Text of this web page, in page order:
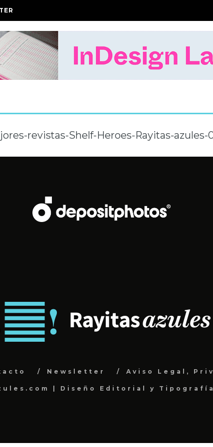
revistas-Shelf-Heroes-Rayitas-azules-
Newsletter Aviso Legal,
| Diseño Editorial y